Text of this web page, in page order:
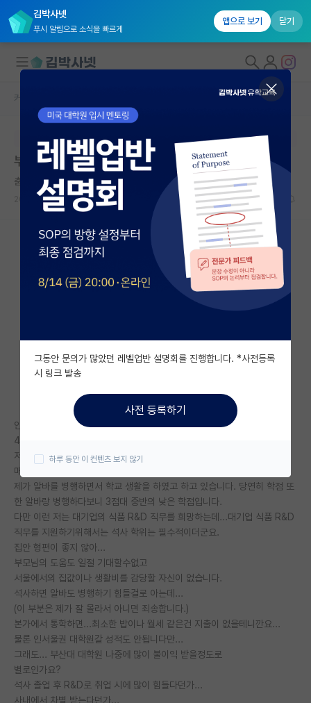
김박사넷
푸시 알림으로 소식을 빠르게
앱으로 보기 닫기
대학원생 모집
국내대학원 정보
연구실&오픈랩
커뮤니티
커뮤니티 홈
전체글보기
베스트 게시판
자유 게시판(아무개랩)
미국 유학 게시판
미국 대학원 합격 후기 게시판
대학원생 모집 게시판
연구실(PI) 홍보 게시판
석박사 채용 정보 게시판
임용 정보 게시판
학부 인턴 게시판
취업 게시판
임용 후기 게시판
PI 전용 게시판
인문사회 계열 게시판
특수/전문대학원 게시판
커뮤니티 홈
본문이 수정되지 않는 박제글입니다.
부산사람의 부산대 석사 괜찮을까요?
춤추는 미셸 푸코
2026.04.20 20 7535
안녕하세요.
4학년 과정을 수료하고 있는 부산사립대 식품영양학과 학부생입니다.
저희 집은 형편이 좋지않은건 아니나...부모님이 학비를 지원해주지 않아...
매 학기 400만원 가량의 학비를 전부
제가 알바를 병행하면서 학교 생활을 하였고 하고 있습니다. 당연히 학점 또
한 알바랑 병행하다보니 3점대 중반의 낮은 학점입니다.
다만 이런 저는 대기업의 식품 R&D 직무를 희망하는데...대기업 식품 R&D
직무를 지원하기위해서는 석사 학위는 필수적이더군요.
집안 형편이 좋지 않아...
부모님의 도움도 일절 기대할수없고
서울에서의 집값이나 생활비를 감당할 자신이 없습니다.
석사하면 알바도 병행하기 힘들걸로 아는데...
(이 부분은 제가 잘 몰라서 아니면 죄송합니다.)
본가에서 통학하면...최소한 밥이나 월세 같은건 지출이 없을테니깐요...
물론 인서울권 대학원갈 성적도 안됩니다만...
그래도... 부산대 대학원 나중에 많이 불이익 받을정도로
별로인가요?
석사 졸업 후 R&D로 취업 시에 많이 힘들다던가...
사내에서 차별 받는다던가...
그동안 문의가 많았던 레벨업반 설명회를 진행합니다. *사전등록
시 링크 발송
사전 등록하기
하루 동안 이 컨텐츠 보지 않기